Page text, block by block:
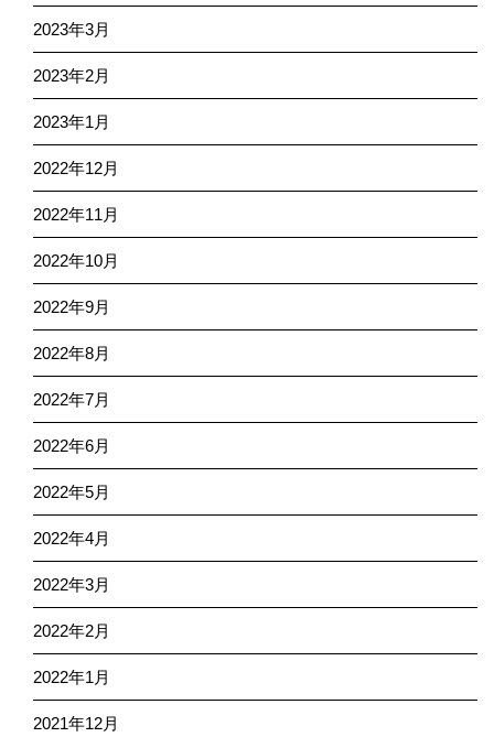
2023年3月
2023年2月
2023年1月
2022年12月
2022年11月
2022年10月
2022年9月
2022年8月
2022年7月
2022年6月
2022年5月
2022年4月
2022年3月
2022年2月
2022年1月
2021年12月